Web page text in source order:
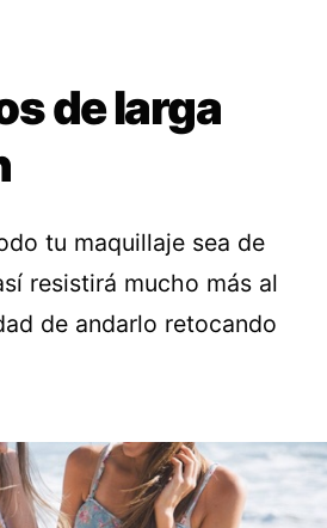
de larga
tu maquillaje sea de
resistirá mucho más al
de andarlo retocando